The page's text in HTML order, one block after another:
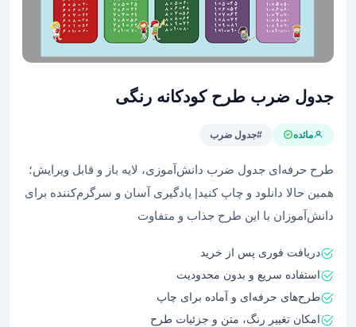
جدول ضرب طرح کودکانه رنگی
مائده #جدول ضرب
طرح حرفه‌ای جدول ضرب دانش‌آموزی، لایه باز و قابل ویرایش؛
همین حالا دانلود و چاپ کنید| یادگیری آسان و سرگرم‌کننده برای
دانش‌آموزان با این طرح جذاب و متفاوت
دریافت فوری پس از خرید
استفاده سریع و بدون محدودیت
طرح‌های حرفه‌ای و آماده برای چاپ
امکان تغییر رنگ، متن و جزئیات طرح